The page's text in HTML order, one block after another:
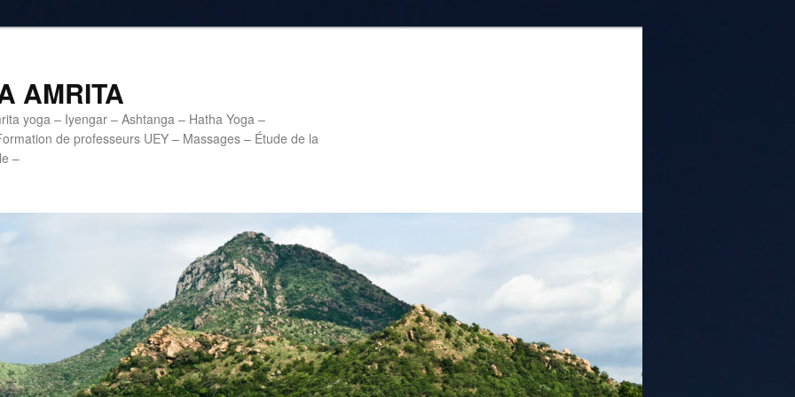
AMRITA
yoga – Iyengar – Ashtanga – Hatha Yoga –
de professeurs UEY – Massages – Étude de la
–